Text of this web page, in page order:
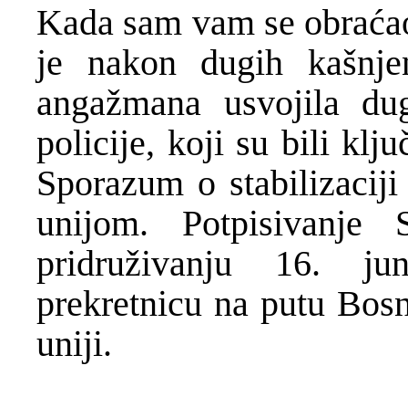
Kada sam vam se
je nakon dugih
angažmana usvojila
policije, koji su bili
Sporazum o
unijom. Potpisivanje
pridruživanju 16.
prekretnicu na putu
uniji.